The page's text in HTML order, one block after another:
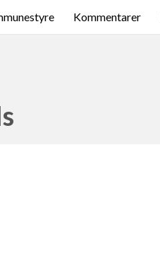
Kommentarer